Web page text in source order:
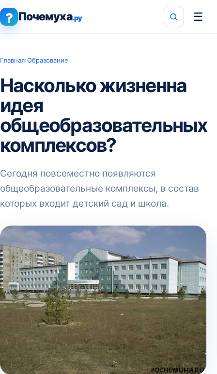
? Почемуха.ру ☰
Главная›Образование
Насколько жизненна
идея
общеобразовательных
комплексов?
Сегодня повсеместно появляются
общеобразовательные комплексы, в состав
которых входит детский сад и школа.